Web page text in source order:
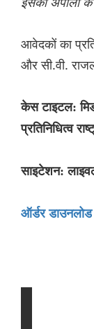
आवेदकों का
और सी.वी.
केस टाइटल:
प्रतिनिधित्व
साइटेशन:
ऑर्डर